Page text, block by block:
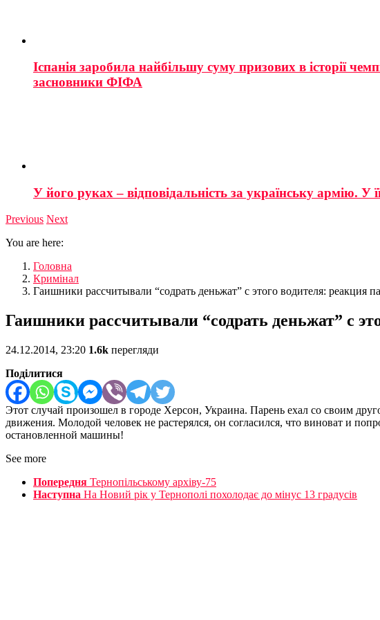
Іспанія заробила найбільшу суму призових в історії
засновники ФІФА
У його руках – відповідальність за українську армію. У
Previous Next
You are here:
Головна
Кримінал
Гаишники рассчитывали “содрать деньжат” с этого водителя: реакция
Гаишники рассчитывали “содрать деньжат” с
24.12.2014, 23:20 1.6k перегляди
Поділитися
Этот случай произошел в городе Херсон, Украина. Парень ехал со своим
движения. Молодой человек не растерялся, он согласился, что виноват и
остановленной машины!
See more
Попередня Тернопільському архіву-75
Наступна На Новий рік у Тернополі похолодає до мінус 13 градусів